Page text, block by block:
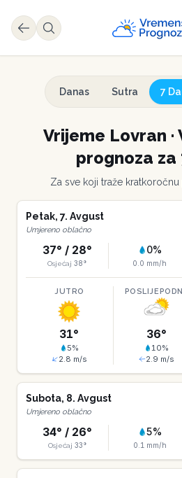
Danas Sutra 7
Vrijeme Lovran ·
prognoza za
Za sve koji traže
Petak, 7. Avgust
Umjereno oblačno
37° / 28°
Osjećaj 38°
0%
0.0 mm/h
JUTRO
31°
5%
2.8 m/s
36°
10%
2.9 m/s
Subota, 8. Avgust
Umjereno oblačno
34° / 26°
Osjećaj 33°
5%
0.1 mm/h